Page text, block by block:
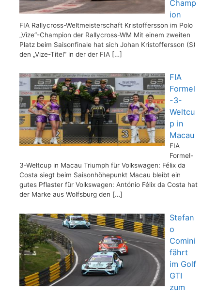
Champ
ion
FIA Rallycross-Weltmeisterschaft Kristoffersson im Polo
„Vize“-Champion der Rallycross-WM Mit einem zweiten
Platz beim Saisonfinale hat sich Johan Kristoffersson (S)
den „Vize-Titel“ in der der FIA […]
FIA
Formel
-3-
Weltcu
p in
Macau
FIA
Formel-
3-Weltcup in Macau Triumph für Volkswagen: Félix da
Costa siegt beim Saisonhöhepunkt Macau bleibt ein
gutes Pflaster für Volkswagen: António Félix da Costa hat
der Marke aus Wolfsburg den […]
Stefan
o
Comini
fährt
im Golf
GTI
zum